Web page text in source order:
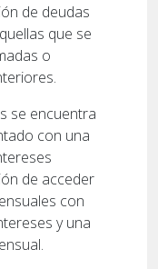
de deudas
que se
o
se encuentra
con una
de acceder
con
y una